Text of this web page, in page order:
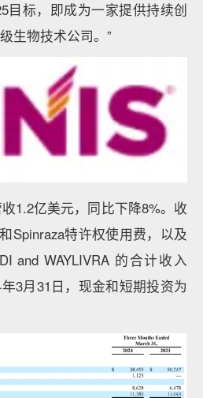
目标，即成为一家提供持续创
生物技术公司。”
1.2亿美元，同比下降8%。收
Spinraza特许权使用费，以及
and WAYLIVRA 的合计收入
3月31日，现金和短期投资为